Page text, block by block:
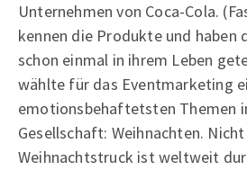
Unternehmen von Coca-Cola.
kennen die Produkte und haben
schon einmal in ihrem Leben
wählte für das Eventmarketing
emotionsbehaftetsten Themen
Gesellschaft: Weihnachten.
Weihnachtstruck ist weltweit